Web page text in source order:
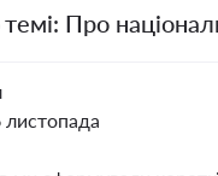
Про
листопада